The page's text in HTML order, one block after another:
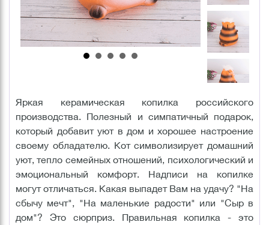
Яркая керамическая копилка российского
производства. Полезный и симпатичный подарок,
который добавит уют в дом и хорошее настроение
своему обладателю. Кот символизирует домашний
уют, тепло семейных отношений, психологический и
эмоциональный комфорт. Надписи на копилке
могут отличаться. Какая выпадет Вам на удачу? "На
сбычу мечт", "На маленькие радости" или "Сыр в
дом"? Это сюрприз. Правильная копилка - это